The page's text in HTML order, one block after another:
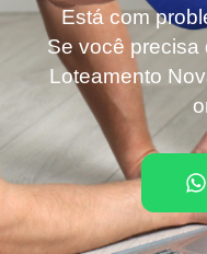
Está com
Se você precisa
Loteamento